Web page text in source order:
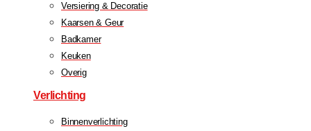
Versiering & Decoratie
Kaarsen & Geur
Badkamer
Keuken
Overig
Verlichting
Binnenverlichting